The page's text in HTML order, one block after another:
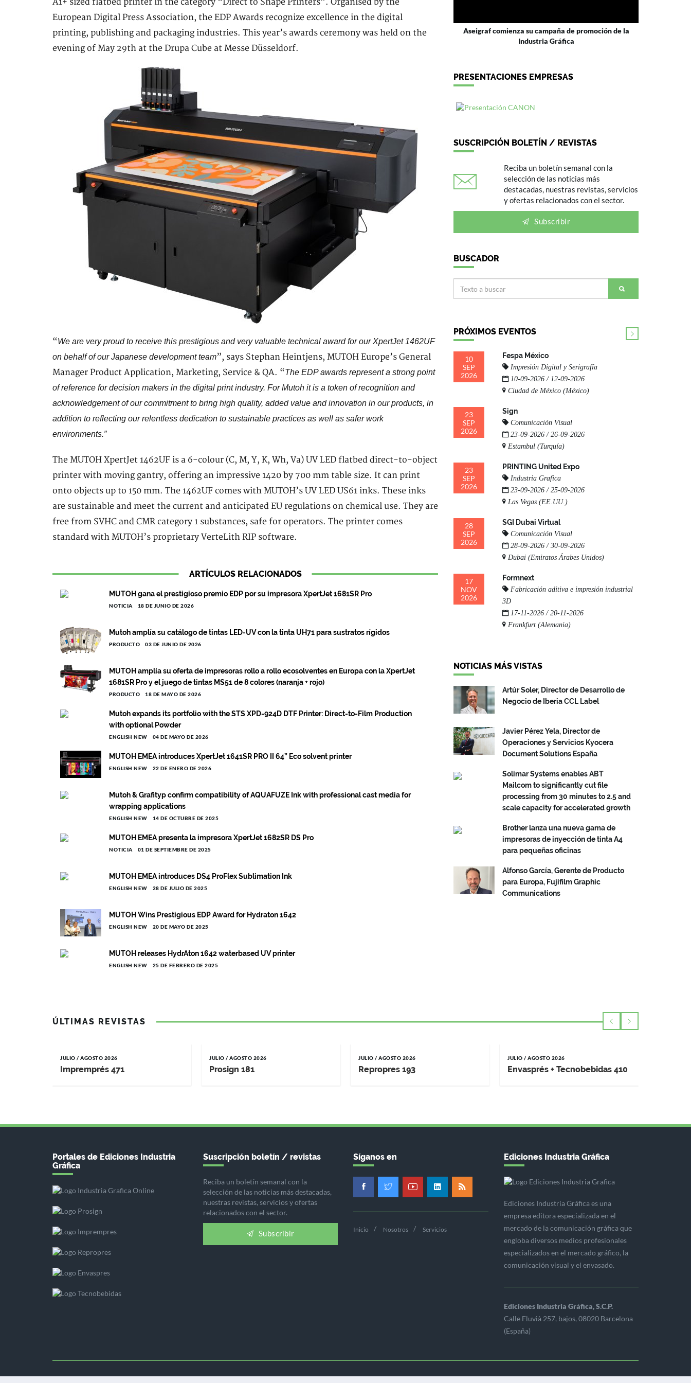
A1+ sized flatbed printer in the category “Direct to Shape Printers”. Organised by the
European Digital Press Association, the EDP Awards recognize excellence in the digital
printing, publishing and packaging industries. This year’s awards ceremony was held on the
evening of May 29th at the Drupa Cube at Messe Düsseldorf.
“We are very proud to receive this prestigious and very valuable technical award for our XpertJet 1462UF
on behalf of our Japanese development team”, says Stephan Heintjens, MUTOH Europe’s General
Manager Product Application, Marketing, Service & QA. “The EDP awards represent a strong point
of reference for decision makers in the digital print industry. For Mutoh it is a token of recognition and
acknowledgement of our commitment to bring high quality, added value and innovation in our products, in
addition to reflecting our relentless dedication to sustainable practices as well as safer work
environments.”
The MUTOH XpertJet 1462UF is a 6-colour (C, M, Y, K, Wh, Va) UV LED flatbed direct-to-object
printer with moving gantry, offering an impressive 1420 by 700 mm table size. It can print
onto objects up to 150 mm. The 1462UF comes with MUTOH’s UV LED US61 inks. These inks
are sustainable and meet the current and anticipated EU regulations on chemical use. They are
free from SVHC and CMR category 1 substances, safe for operators. The printer comes
standard with MUTOH’s proprietary VerteLith RIP software.
ARTÍCULOS RELACIONADOS
MUTOH gana el prestigioso premio EDP por su impresora XpertJet 1681SR Pro
NOTICIA 18 DE JUNIO DE 2026
Mutoh amplía su catálogo de tintas LED-UV con la tinta UH71 para sustratos rígidos
PRODUCTO 03 DE JUNIO DE 2026
MUTOH amplía su oferta de impresoras rollo a rollo ecosolventes en Europa con la XpertJet
1681SR Pro y el juego de tintas MS51 de 8 colores (naranja + rojo)
PRODUCTO 18 DE MAYO DE 2026
Mutoh expands its portfolio with the STS XPD-924D DTF Printer: Direct-to-Film Production
with optional Powder
ENGLISH NEW 04 DE MAYO DE 2026
MUTOH EMEA introduces XpertJet 1641SR PRO II 64” Eco solvent printer
ENGLISH NEW 22 DE ENERO DE 2026
Mutoh & Grafityp confirm compatibility of AQUAFUZE Ink with professional cast media for
wrapping applications
ENGLISH NEW 14 DE OCTUBRE DE 2025
MUTOH EMEA presenta la impresora XpertJet 1682SR DS Pro
NOTICIA 01 DE SEPTIEMBRE DE 2025
MUTOH EMEA introduces DS4 ProFlex Sublimation Ink
ENGLISH NEW 28 DE JULIO DE 2025
MUTOH Wins Prestigious EDP Award for Hydraton 1642
ENGLISH NEW 20 DE MAYO DE 2025
MUTOH releases HydrAton 1642 waterbased UV printer
ENGLISH NEW 25 DE FEBRERO DE 2025
Aseigraf comienza su campaña de promoción de la
Industria Gráfica
PRESENTACIONES EMPRESAS
SUSCRIPCIÓN BOLETÍN / REVISTAS
Reciba un boletín semanal con la
selección de las noticias más
destacadas, nuestras revistas, servicios
y ofertas relacionados con el sector.
Subscribir
BUSCADOR
PRÓXIMOS EVENTOS
10
SEP
2026
Fespa México
Impresión Digital y Serigrafía
10-09-2026 / 12-09-2026
Ciudad de México (México)
23
SEP
2026
Sign
Comunicación Visual
23-09-2026 / 26-09-2026
Estambul (Turquía)
23
SEP
2026
PRINTING United Expo
Industria Grafica
23-09-2026 / 25-09-2026
Las Vegas (EE.UU.)
28
SEP
2026
SGI Dubai Virtual
Comunicación Visual
28-09-2026 / 30-09-2026
Dubai (Emiratos Árabes Unidos)
17
NOV
2026
Formnext
Fabricación aditiva e impresión industrial
3D
17-11-2026 / 20-11-2026
Frankfurt (Alemania)
NOTICIAS MÁS VISTAS
Artúr Soler, Director de Desarrollo de
Negocio de Iberia CCL Label
Javier Pérez Yela, Director de
Operaciones y Servicios Kyocera
Document Solutions España
Solimar Systems enables ABT
Mailcom to significantly cut file
processing from 30 minutes to 2.5 and
scale capacity for accelerated growth
Brother lanza una nueva gama de
impresoras de inyección de tinta A4
para pequeñas oficinas
Alfonso García, Gerente de Producto
para Europa, Fujifilm Graphic
Communications
ÚLTIMAS REVISTAS
JULIO / AGOSTO 2026
Impremprés 471
JULIO / AGOSTO 2026
Prosign 181
JULIO / AGOSTO 2026
Repropres 193
JULIO / AGOSTO 2026
Envasprés + Tecnobebidas 410
Portales de Ediciones Industria
Gráfica
Suscripción boletín / revistas
Reciba un boletín semanal con la
selección de las noticias más destacadas,
nuestras revistas, servicios y ofertas
relacionados con el sector.
Subscribir
Síganos en
Inicio Nosotros Servicios
Ediciones Industria Gráfica
Ediciones Industria Gráfica es una
empresa editora especializada en el
mercado de la comunicación gráfica que
engloba diversos medios profesionales
especializados en el mercado gráfico, la
comunicación visual y el envasado.
Ediciones Industria Gráfica, S.C.P.
Calle Fluvià 257, bajos, 08020 Barcelona
(España)